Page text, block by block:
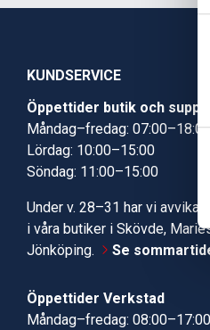
KUNDSERVICE
Öppettider butik och
Måndag–fredag: 07:00–18:00
Lördag: 10:00–15:00
Söndag: 11:00–15:00
Under v. 28–31 har vi
i våra butiker i Skövde,
Jönköping.
Se
Öppettider Verkstad
Måndag–fredag: 08:00–17:00